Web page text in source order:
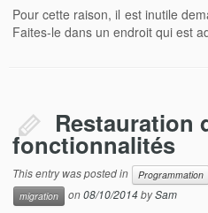
Pour cette raison, il est inutile
Faites-le dans un endroit qui est
Restauration
fonctionnalités
This entry was posted in Programmation
migration
on08/10/2014bySam